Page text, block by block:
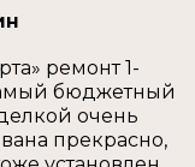
ремонт 1-
бюджетный
очень
прекрасно,